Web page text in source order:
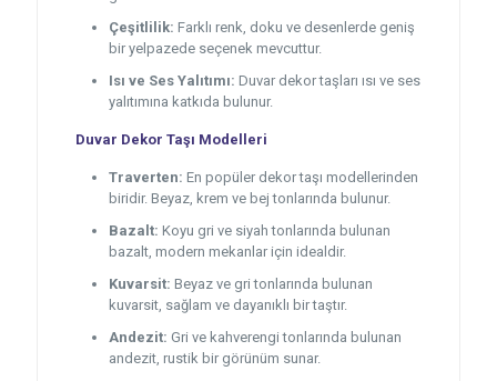
Çeşitlilik: Farklı renk, doku ve desenlerde geniş
bir yelpazede seçenek mevcuttur.
Isı ve Ses Yalıtımı: Duvar dekor taşları ısı ve ses
yalıtımına katkıda bulunur.
Duvar Dekor Taşı Modelleri
Traverten: En popüler dekor taşı modellerinden
biridir. Beyaz, krem ve bej tonlarında bulunur.
Bazalt: Koyu gri ve siyah tonlarında bulunan
bazalt, modern mekanlar için idealdir.
Kuvarsit: Beyaz ve gri tonlarında bulunan
kuvarsit, sağlam ve dayanıklı bir taştır.
Andezit: Gri ve kahverengi tonlarında bulunan
andezit, rustik bir görünüm sunar.